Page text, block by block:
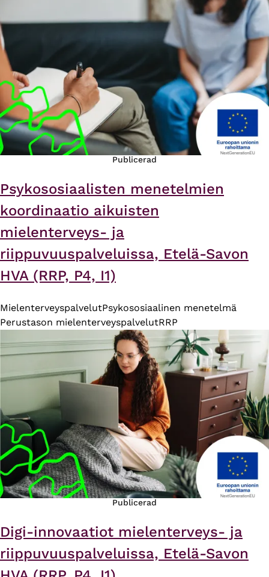
Publicerad
Psykososiaalisten menetelmien
koordinaatio aikuisten
mielenterveys- ja
riippuvuuspalveluissa, Etelä-Savon
HVA (RRP, P4, I1)
MielenterveyspalvelutPsykososiaalinen menetelmä
Perustason mielenterveyspalvelutRRP
Publicerad
Digi-innovaatiot mielenterveys- ja
riippuvuuspalveluissa, Etelä-Savon